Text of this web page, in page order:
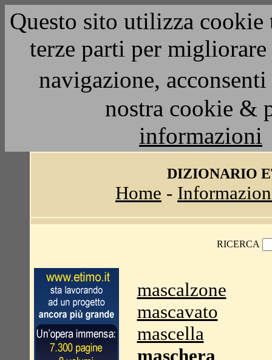
Questo sito utilizza
terze parti per
navigazione,
nostra cookie &
informazioni
DIZIONARIO
Home -
RICERCA
mascalzone
mascavato
mascella
maschera